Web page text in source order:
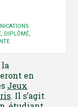
, DIPLÔMÉ,
en
Jeux
. Il s’agit